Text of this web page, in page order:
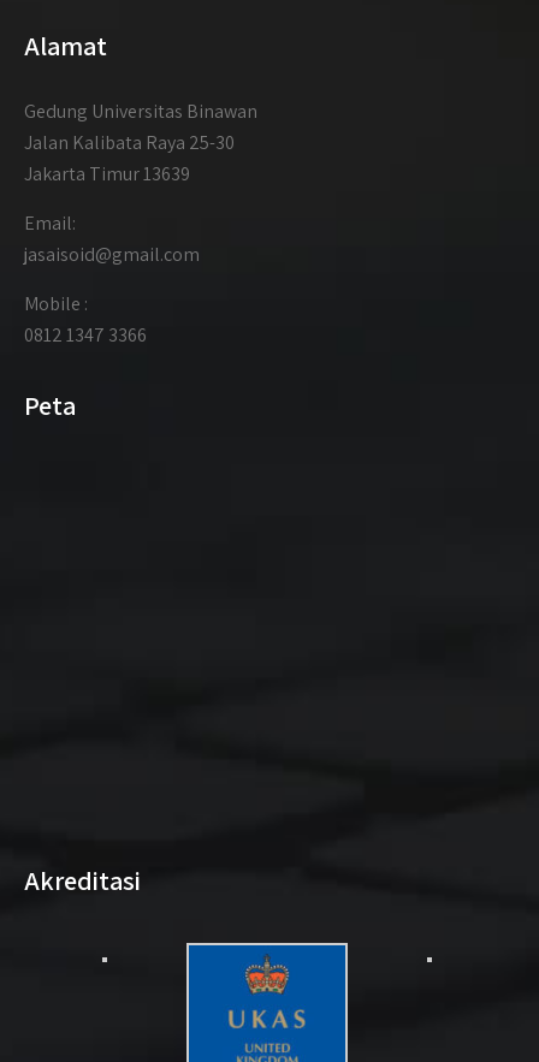
Alamat
Gedung Universitas Binawan
Jalan Kalibata Raya 25-30
Jakarta Timur 13639
Email:
jasaisoid@gmail.com
Mobile :
0812 1347 3366
Peta
Akreditasi